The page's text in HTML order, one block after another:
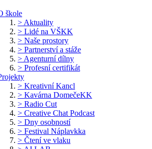
škole
> Aktuality
> Lidé na VŠKK
> Naše prostory
> Partnerství a stáže
> Agenturní dílny
> Profesní certifikát
> Kreativní Kancl
> Kavárna DomečeKK
> Radio Cut
> Creative Chat Podcast
> Dny osobností
> Festival Náplavkka
> Čtení ve vlaku